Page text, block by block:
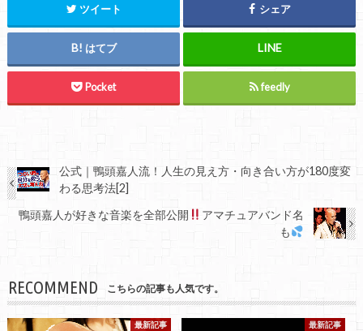
ツイート シェア
はてブ
Pocket feedly
公式｜鴨頭嘉人流！人生の見え方・向き合い方が180度変
わる思考法[2]
鴨頭嘉人が好きな音楽を全部公開
アマチュアバンド名
も
RECOMMEND こちらの記事も人気です。
最新記事 最新記事